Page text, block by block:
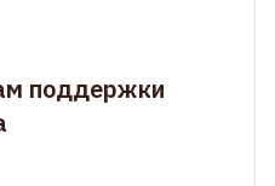
поддержки